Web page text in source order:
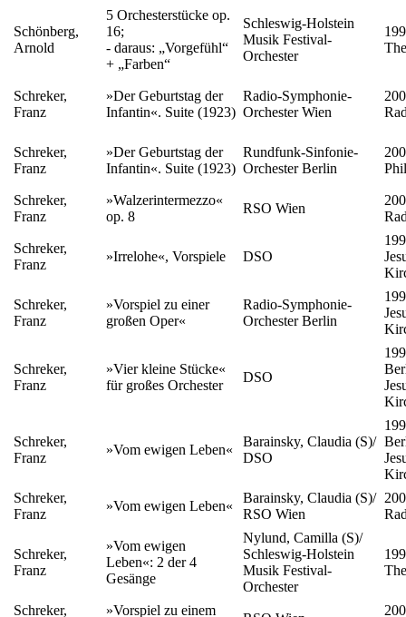
Schönberg,
Arnold
5 Orchesterstücke op.
16;
- daraus: „Vorgefühl“
+ „Farben“
Schleswig-Holstein
Musik Festival-
Orchester
Schreker,
Franz
»Der Geburtstag der
Infantin«. Suite (1923)
Radio-Symphonie-
Orchester Wien
Schreker,
Franz
»Der Geburtstag der
Infantin«. Suite (1923)
Rundfunk-Sinfonie-
Orchester Berlin
Schreker,
Franz
»Walzerintermezzo«
op. 8
RSO Wien
Schreker,
Franz
»Irrelohe«, Vorspiele DSO
Schreker,
Franz
»Vorspiel zu einer
großen Oper«
Radio-Symphonie-
Orchester Berlin
Schreker,
Franz
»Vier kleine Stücke«
für großes Orchester
DSO
Schreker,
Franz
»Vom ewigen Leben«
Barainsky, Claudia (S)/
DSO
Schreker,
Franz
»Vom ewigen Leben«
Barainsky, Claudia (S)/
RSO Wien
Schreker,
Franz
»Vom ewigen
Leben«: 2 der 4
Gesänge
Nylund, Camilla (S)/
Schleswig-Holstein
Musik Festival-
Orchester
Schreker, »Vorspiel zu einem